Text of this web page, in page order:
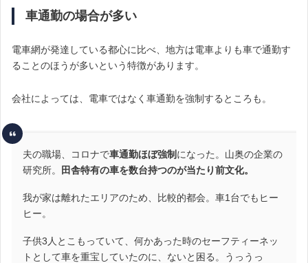
車通勤の場合が多い
電車網が発達している都心に比べ、地方は電車よりも車で通勤す
ることのほうが多いという特徴があります。
会社によっては、電車ではなく車通勤を強制するところも。
夫の職場、コロナで車通勤ほぼ強制 になった。山奥の企業の
研究所。
田舎特有の車を数台持つのが当たり前文化。
我が家は離れたエリアのため、比較的都会。車1台でもヒー
ヒー。
子供3人とこもっていて、何かあった時のセーフティーネッ
トとして車を重宝していたのに、ないと困る。うっうっ